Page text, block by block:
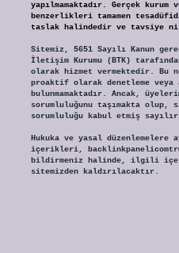
yapılmamaktadır. Gerçek
benzerlikleri tamamen
taslak halindedir ve tavsiye
Sitemiz, 5651 Sayılı Kanun
İletişim Kurumu (BTK)
olarak hizmet vermektedir.
proaktif olarak denetleme veya
bulunmamaktadır. Ancak,
sorumluluğunu taşımakta olup,
sorumluluğu kabul etmiş
Hukuka ve yasal düzenlemelere
içerikleri,
bildirmeniz halinde, ilgili
sitemizden kaldırılacaktır.